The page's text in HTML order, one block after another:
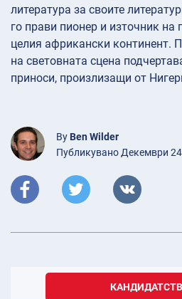
литература за своите
го прави пионер и източник на
целия африкански континент.
на световната сцена
приноси, произлизащи от
By Ben Wilder
Публикувано Декември